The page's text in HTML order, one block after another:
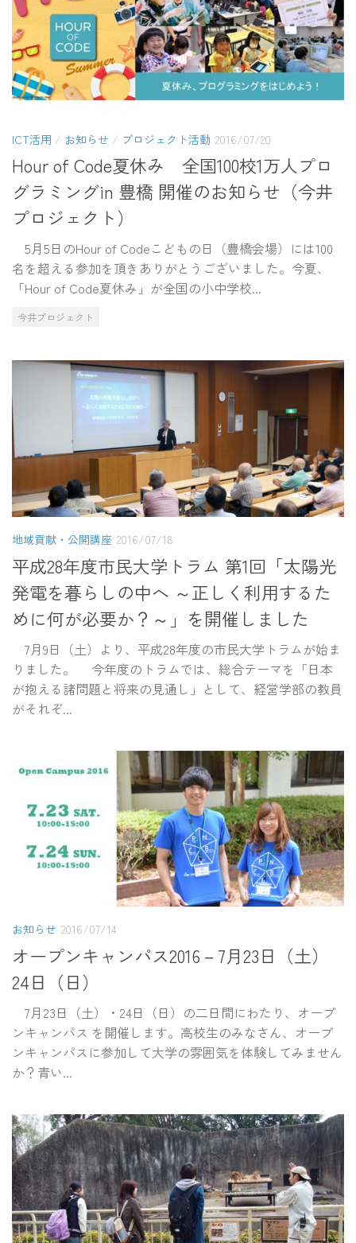
ICT活用 / お知らせ / プロジェクト活動 2016/07/20
Hour of Code夏休み 全国100校1万人プロ
グラミングin 豊橋 開催のお知らせ（今井
プロジェクト）
5月5日のHour of Codeこどもの日（豊橋会場）には100
名を超える参加を頂きありがとうございました。今夏、
「Hour of Code夏休み」が全国の小中学校...
今井プロジェクト
地域貢献・公開講座 2016/07/18
平成28年度市民大学トラム 第1回「太陽光
発電を暮らしの中へ ～正しく利用するた
めに何が必要か？～」を開催しました
7月9日（土）より、平成28年度の市民大学トラムが始ま
りました。 今年度のトラムでは、総合テーマを「日本
が抱える諸問題と将来の見通し」として、経営学部の教員
がそれぞ...
お知らせ 2016/07/14
オープンキャンパス2016－7月23日（土）
24日（日）
7月23日（土）・24日（日）の二日間にわたり、オープ
ンキャンパス を開催します。高校生のみなさん、オープ
ンキャンパスに参加して大学の雰囲気を体験してみません
か？青い...